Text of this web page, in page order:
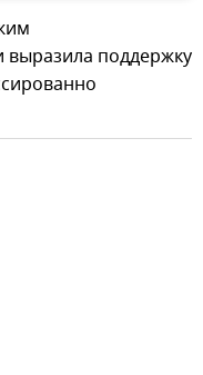
выразила поддержку